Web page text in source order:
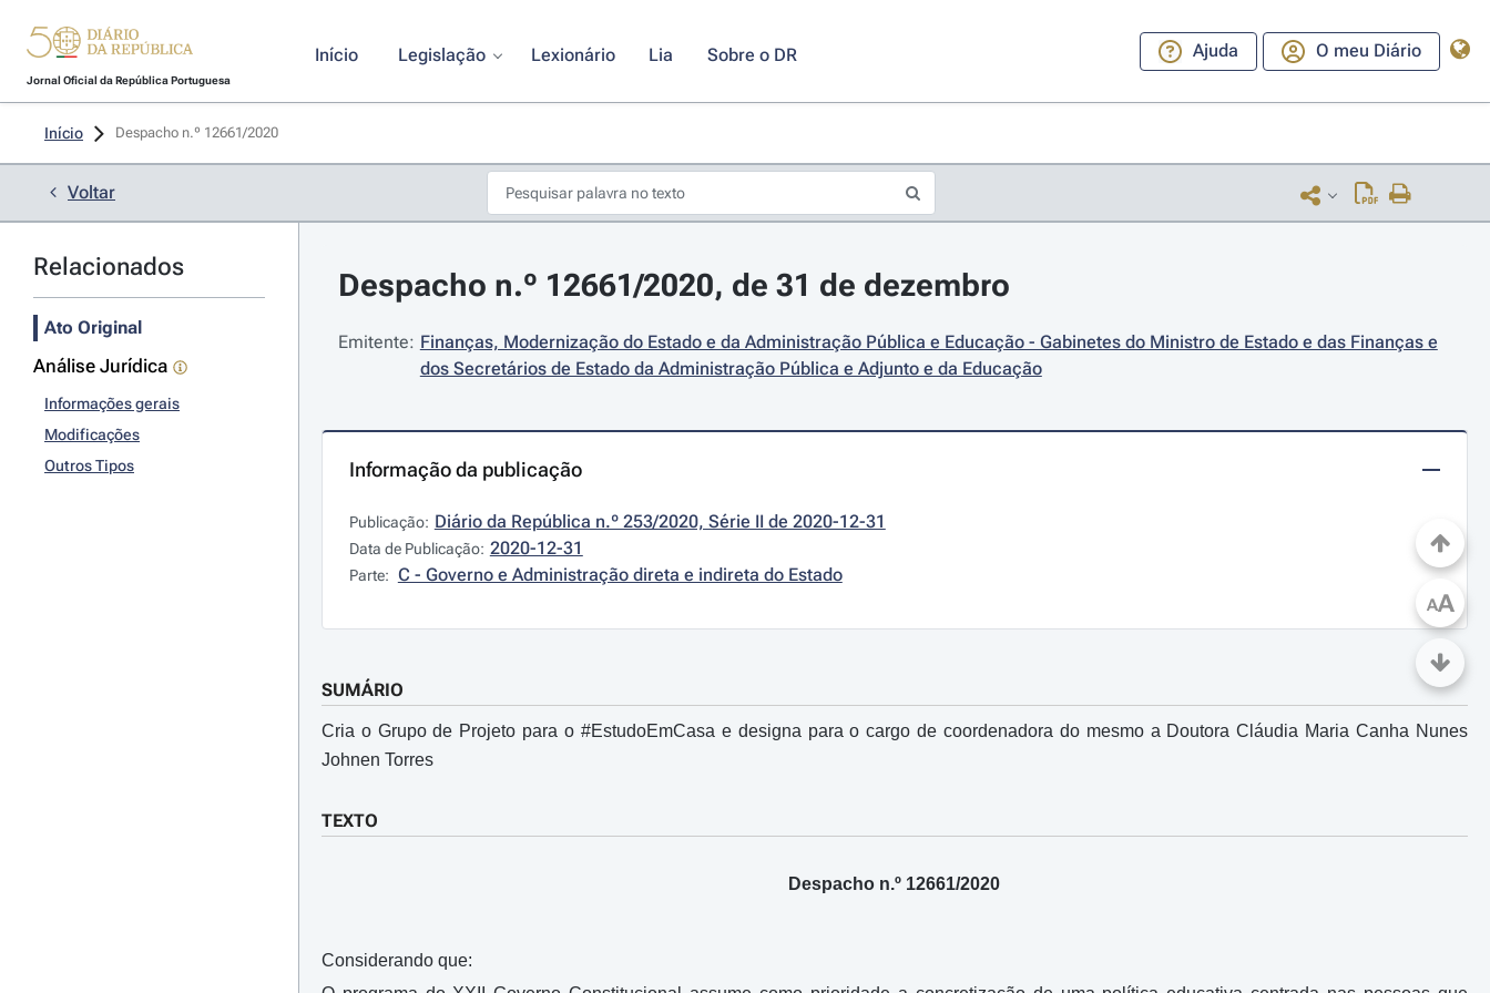
Jornal Oficial da República Portuguesa
Início Legislação Lexionário Lia Sobre o DR Ajuda O meu Diário
Início Despacho n.º 12661/2020
Voltar
Relacionados
Ato Original
Análise Jurídica
Informações gerais
Modificações
Outros Tipos
Despacho n.º 12661/2020, de 31 de dezembro
Emitente: Finanças, Modernização do Estado e da Administração Pública e Educação - Gabinetes do Ministro de Estado e das Finanças e
dos Secretários de Estado da Administração Pública e Adjunto e da Educação
Informação da publicação
Publicação: Diário da República n.º 253/2020, Série II de 2020-12-31
Data de Publicação: 2020-12-31
Parte: C - Governo e Administração direta e indireta do Estado
SUMÁRIO
Cria o Grupo de Projeto para o #EstudoEmCasa e designa para o cargo de coordenadora do mesmo a Doutora Cláudia Maria Canha Nunes
Johnen Torres
TEXTO
Despacho n.º 12661/2020
Considerando que:
AA